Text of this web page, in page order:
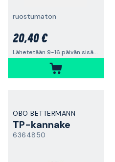
ruostumaton
20,40 €
Lähetetään 9-16 päivän sisällä
OBO BETTERMANN
TP-kannake
6364850